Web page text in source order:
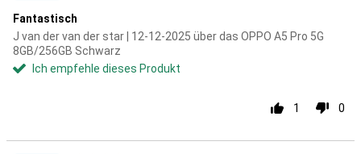
Fantastisch
J van der van der star | 12-12-2025 über das OPPO A5 Pro 5G
8GB/256GB Schwarz
Ich empfehle dieses Produkt
1 0